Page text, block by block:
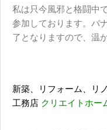
私は只今風邪と格闘中
参加しております。バ
了となりますので、温
新築、リフォーム、リ
工務店 クリエイトホー